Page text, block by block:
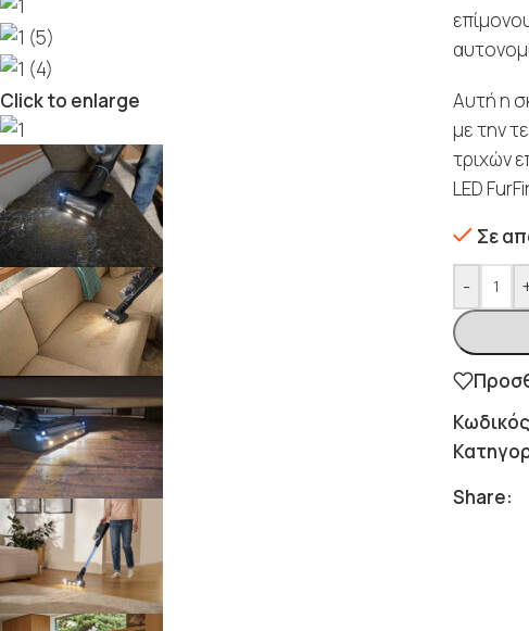
Click to enlarge
Αυτή η
με την
τριχών
LED
Σε
-
Share: